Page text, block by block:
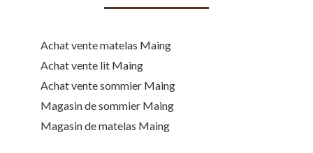
Achat vente matelas Maing
Achat vente lit Maing
Achat vente sommier Maing
Magasin de sommier Maing
Magasin de matelas Maing